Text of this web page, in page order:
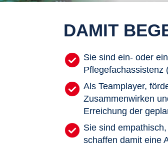
DAMIT
Sie sind ein- oder
Pflegefachassistenz
Als Teamplayer,
Zusammenwirken
Erreichung der
Sie sind
schaffen damit eine